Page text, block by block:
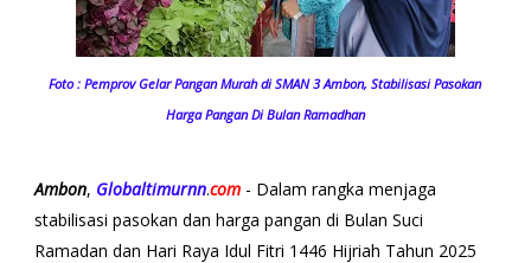
Foto : Pemprov Gelar Pangan Murah di SMAN 3 Ambon, Stabilisasi Pasokan
Harga Pangan Di Bulan Ramadhan
Ambon, Globaltimurnn.com- Dalam rangka menjaga
stabilisasi pasokan dan harga pangan di Bulan Suci
Ramadan dan Hari Raya Idul Fitri 1446 Hijriah Tahun 2025